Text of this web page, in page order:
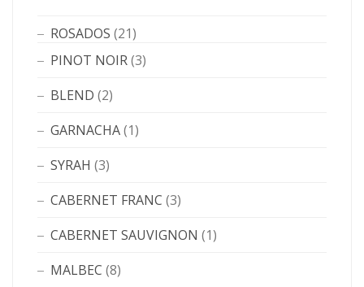
ROSADOS (21)
PINOT NOIR(3)
BLEND (2)
GARNACHA(1)
SYRAH (3)
CABERNET FRANC (3)
CABERNET SAUVIGNON (1)
MALBEC (8)